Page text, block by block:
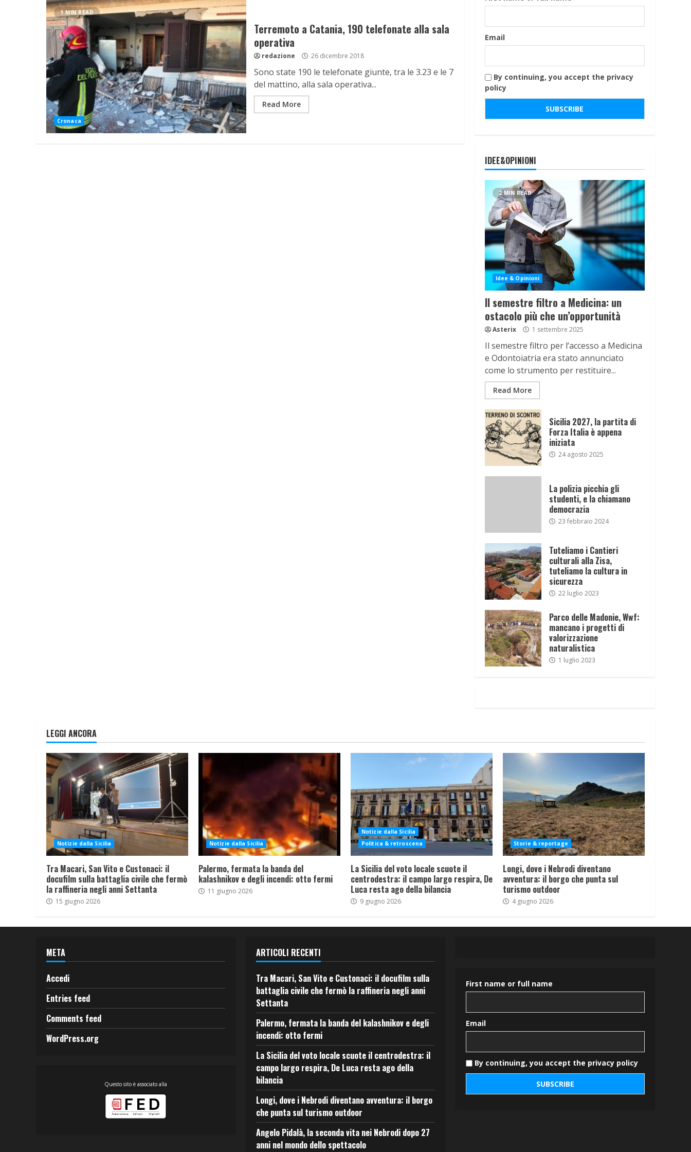
1 MIN READ
Cronaca
Terremoto a Catania, 190 telefonate alla sala
operativa
redazione 26 dicembre 2018
Sono state 190 le telefonate giunte, tra le 3.23 e le 7
del mattino, alla sala operativa...
Read More
Email
By continuing, you accept the privacy
policy
IDEE&OPINIONI
2 MIN READ
Idee & Opinioni
Il semestre filtro a Medicina: un
ostacolo più che un’opportunità
Asterix 1 settembre 2025
Il semestre filtro per l’accesso a Medicina
e Odontoiatria era stato annunciato
come lo strumento per restituire...
Read More
Sicilia 2027, la partita di
Forza Italia è appena
iniziata
24 agosto 2025
La polizia picchia gli
studenti, e la chiamano
democrazia
23 febbraio 2024
Tuteliamo i Cantieri
culturali alla Zisa,
tuteliamo la cultura in
sicurezza
22 luglio 2023
Parco delle Madonie, Wwf:
mancano i progetti di
valorizzazione
naturalistica
1 luglio 2023
LEGGI ANCORA
Notizie dalla Sicilia
Tra Macari, San Vito e Custonaci: il
docufilm sulla battaglia civile che fermò
la raffineria negli anni Settanta
15 giugno 2026
Notizie dalla Sicilia
Palermo, fermata la banda del
kalashnikov e degli incendi: otto fermi
11 giugno 2026
Notizie dalla Sicilia
Politica & retroscena
La Sicilia del voto locale scuote il
centrodestra: il campo largo respira, De
Luca resta ago della bilancia
9 giugno 2026
Storie & reportage
Longi, dove i Nebrodi diventano
avventura: il borgo che punta sul
turismo outdoor
4 giugno 2026
META
Accedi
Entries feed
Comments feed
WordPress.org
Questo sito è associato alla
ARTICOLI RECENTI
Tra Macari, San Vito e Custonaci: il docufilm sulla
battaglia civile che fermò la raffineria negli anni
Settanta
Palermo, fermata la banda del kalashnikov e degli
incendi: otto fermi
La Sicilia del voto locale scuote il centrodestra: il
campo largo respira, De Luca resta ago della
bilancia
Longi, dove i Nebrodi diventano avventura: il borgo
che punta sul turismo outdoor
Angelo Pidalà, la seconda vita nei Nebrodi dopo 27
anni nel mondo dello spettacolo
First name or full name
Email
By continuing, you accept the privacy policy